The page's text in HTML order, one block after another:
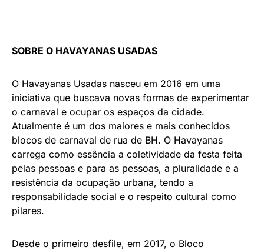
SOBRE O HAVAYANAS USADAS
O Havayanas Usadas nasceu em 2016 em uma
iniciativa que buscava novas formas de experimentar
o carnaval e ocupar os espaços da cidade.
Atualmente é um dos maiores e mais conhecidos
blocos de carnaval de rua de BH. O Havayanas
carrega como essência a coletividade da festa feita
pelas pessoas e para as pessoas, a pluralidade e a
resistência da ocupação urbana, tendo a
responsabilidade social e o respeito cultural como
pilares.
Desde o primeiro desfile, em 2017, o Bloco